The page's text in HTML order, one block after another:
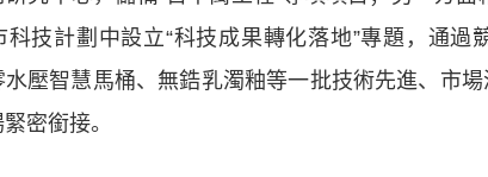
科技計劃中設立“科技成果轉化落地”專題，通
水壓智慧馬桶、無鋯乳濁釉等一批技術先進、市
密銜接。